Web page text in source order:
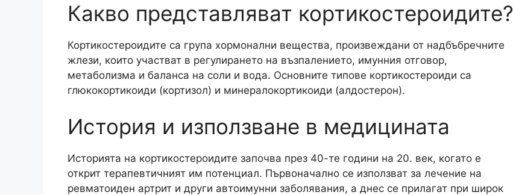
Какво представляват кортикостероидите?
Кортикостероидите са група хормонални вещества, произвеждани от надбъбречните
жлези, които участват в регулирането на възпалението, имунния отговор,
метаболизма и баланса на соли и вода. Основните типове кортикостероиди са
глюкокортикоиди (кортизол) и минералокортикоиди (алдостерон).
История и използване в медицината
Историята на кортикостероидите започва през 40-те години на 20. век, когато е
открит терапевтичният им потенциал. Първоначално се използват за лечение на
ревматоиден артрит и други автоимунни заболявания, а днес се прилагат при широк